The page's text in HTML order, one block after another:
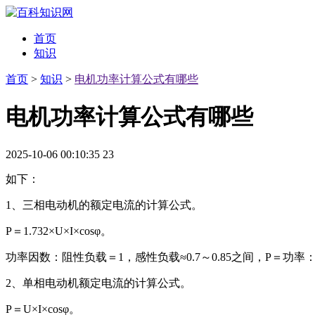
首页
知识
首页 > 知识 > 电机功率计算公式有哪些
电机功率计算公式有哪些
2025-10-06 00:10:35 23
如下：
1、三相电动机的额定电流的计算公式。
P＝1.732×U×I×cosφ。
功率因数：阻性负载＝1，感性负载≈0.7～0.85之间，P＝功率
2、单相电动机额定电流的计算公式。
P＝U×I×cosφ。